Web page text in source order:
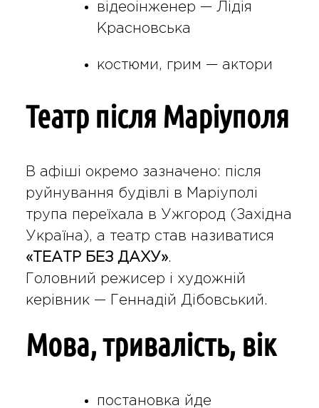
відеоінженер — Лідія
Красновська
костюми, грим — актори
Театр після Маріуполя
В афіші окремо зазначено: після
руйнування будівлі в Маріуполі
трупа переїхала в Ужгород (Західна
Україна), а театр став називатися
«ТЕАТР БЕЗ ДАХУ».
Головний режисер і художній
керівник —
Геннадій Дібовський.
Мова, тривалість, вік
постановка йде